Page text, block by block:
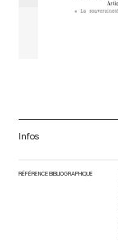
Infos
RÉFÉRENCE BIBLIOGRAPHIQUE